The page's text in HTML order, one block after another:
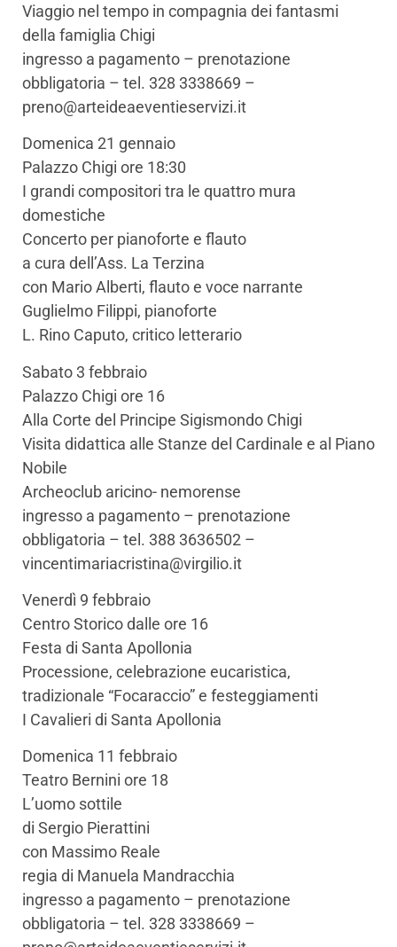
Viaggio nel tempo in compagnia dei fantasmi
della famiglia Chigi
ingresso a pagamento – prenotazione
obbligatoria – tel. 328 3338669 –
preno@arteideaeventieservizi.it
Domenica 21 gennaio
Palazzo Chigi ore 18:30
I grandi compositori tra le quattro mura
domestiche
Concerto per pianoforte e flauto
a cura dell’Ass. La Terzina
con Mario Alberti, flauto e voce narrante
Guglielmo Filippi, pianoforte
L. Rino Caputo, critico letterario
Sabato 3 febbraio
Palazzo Chigi ore 16
Alla Corte del Principe Sigismondo Chigi
Visita didattica alle Stanze del Cardinale e al Piano
Nobile
Archeoclub aricino- nemorense
ingresso a pagamento – prenotazione
obbligatoria – tel. 388 3636502 –
vincentimariacristina@virgilio.it
Venerdì 9 febbraio
Centro Storico dalle ore 16
Festa di Santa Apollonia
Processione, celebrazione eucaristica,
tradizionale “Focaraccio” e festeggiamenti
I Cavalieri di Santa Apollonia
Domenica 11 febbraio
Teatro Bernini ore 18
L’uomo sottile
di Sergio Pierattini
con Massimo Reale
regia di Manuela Mandracchia
ingresso a pagamento – prenotazione
obbligatoria – tel. 328 3338669 –